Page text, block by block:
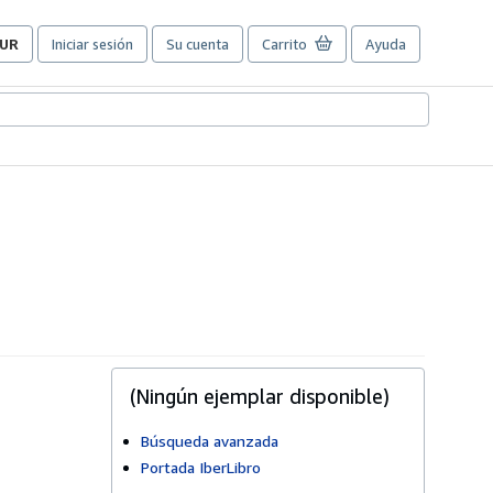
Iniciar sesión Su cuenta Carrito Ayuda
(Ningún ejemplar disponible)
Búsqueda avanzada
Portada IberLibro